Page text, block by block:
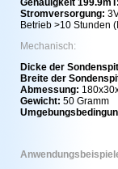
Genauigkeit 199.9mT:
Stromversorgung:
Betrieb >10 Stunden
Mechanisch:
Dicke der
Breite der
Abmessung:
Gewicht: 50 Gramm